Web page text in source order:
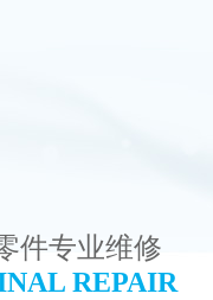
件专业维修
REPAIR